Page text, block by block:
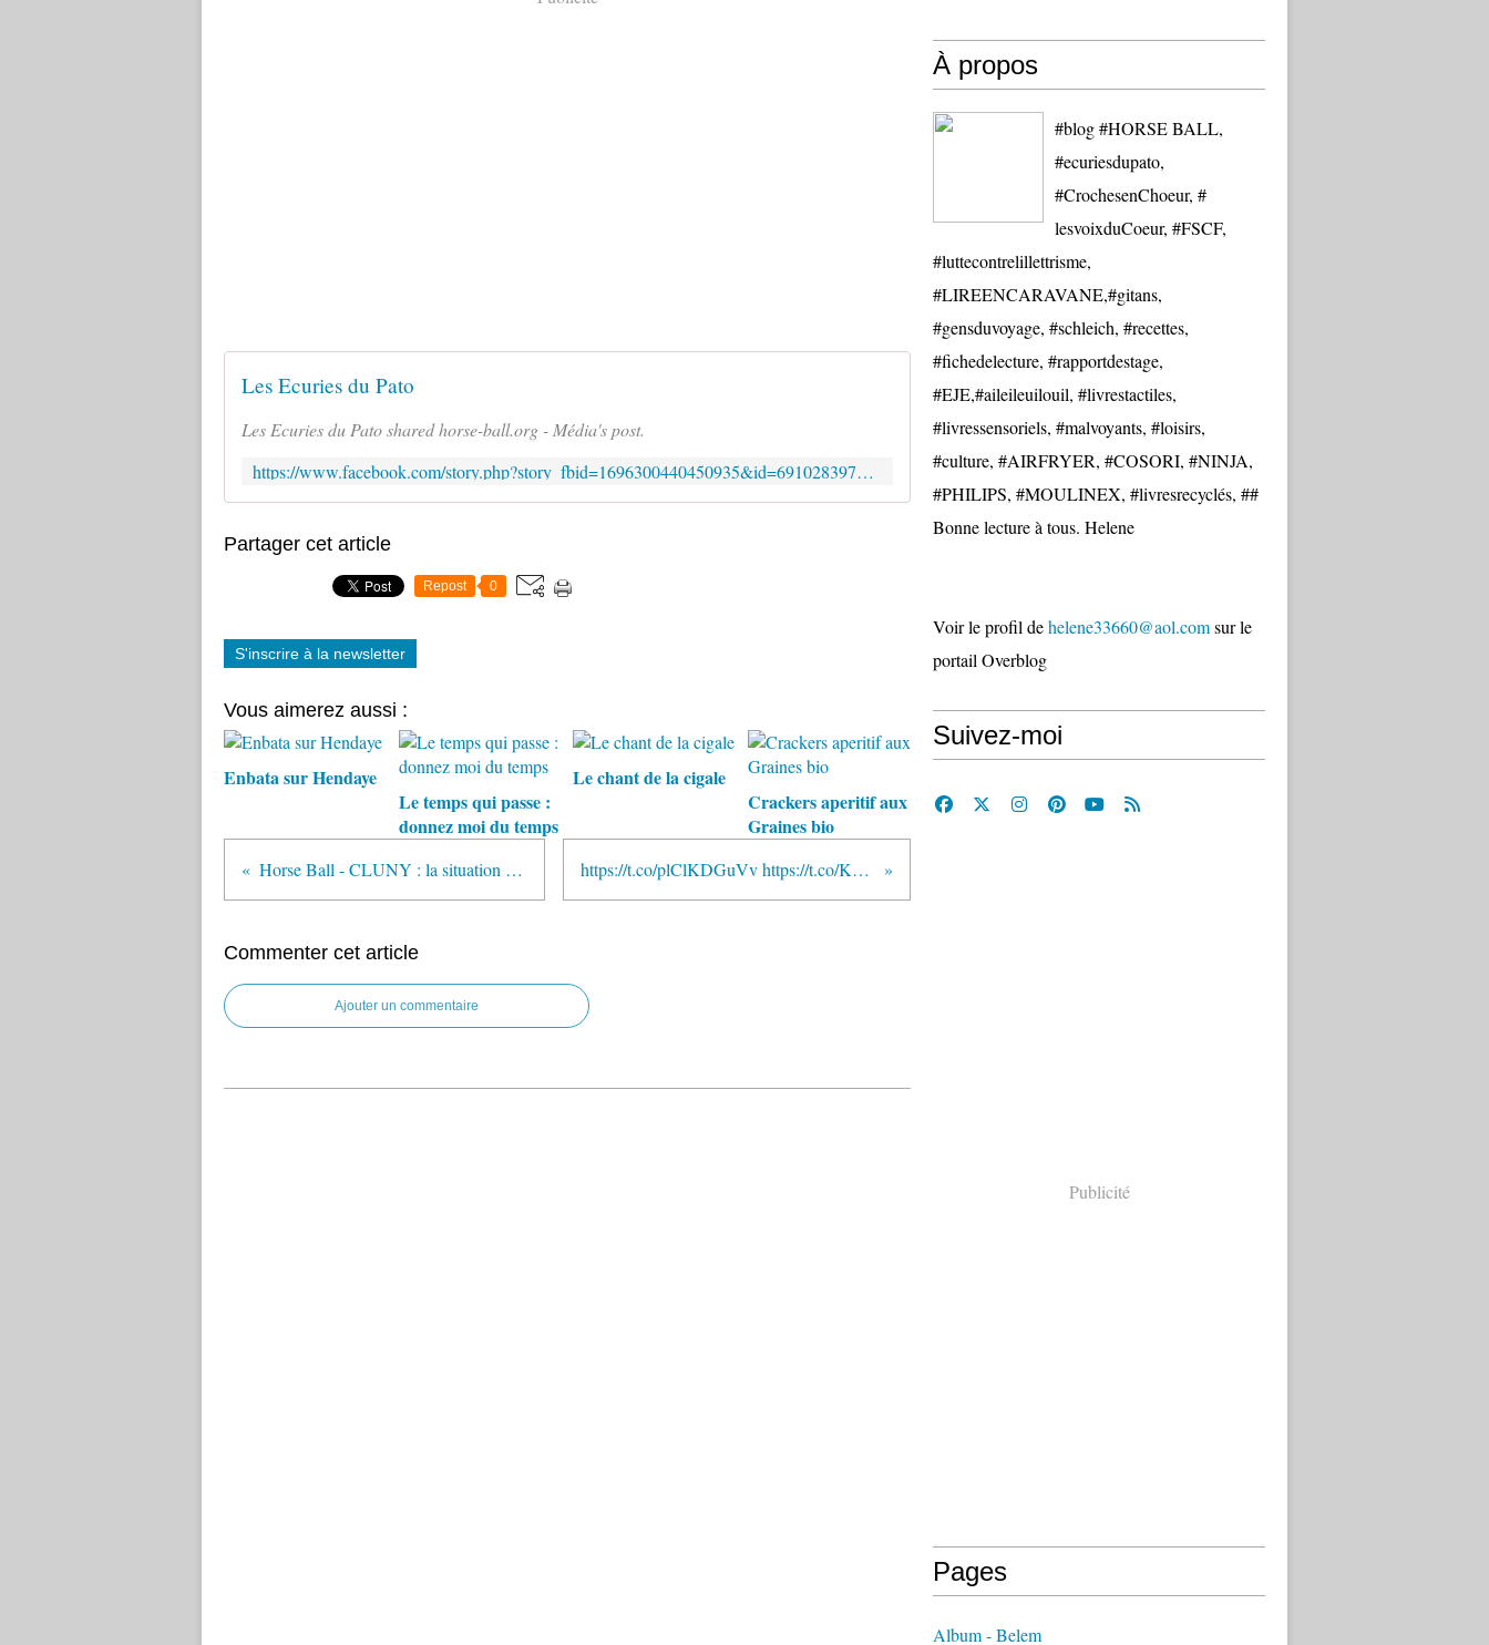
Les Ecuries du Pato
Les Ecuries du Pato shared horse-ball.org - Média's post.
https://www.facebook.com/story.php?story_fbid=1696300440450935&id=691028397644816
Partager cet article
Repost 0
S'inscrire à la newsletter
Vous aimerez aussi :
Enbata sur Hendaye
Le temps qui passe :
donnez moi du temps
Le chant de la cigale
Crackers aperitif aux
Graines bio
Horse Ball - CLUNY : la situation sanitaire !... https://t.co/plClKDGuVv https://t.co/K2SkVixpnM
Commenter cet article
Ajouter un commentaire
À propos
#blog #HORSE BALL,
#ecuriesdupato,
#CrochesenChoeur, #
lesvoixduCoeur, #FSCF,
#luttecontrelillettrisme,
#LIREENCARAVANE,#gitans,
#gensduvoyage, #schleich, #recettes,
#fichedelecture, #rapportdestage,
#EJE,#aileileuilouil, #livrestactiles,
#livressensoriels, #malvoyants, #loisirs,
#culture, #AIRFRYER, #COSORI, #NINJA,
#PHILIPS, #MOULINEX, #livresrecyclés, ##
Bonne lecture à tous. Helene
Voir le profil dehelene33660@aol.comsur le
portail Overblog
Suivez-moi
Publicité
Pages
Album - Belem